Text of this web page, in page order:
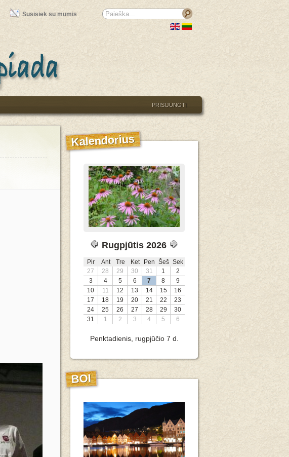
Susisiek su mumis
PRISIJUNGTI
Kalendorius
Rugpjūtis 2026
Pir Ant Tre Ket Pen Šeš Sek
27
28 29 30 31 1
2
3
4 5 6 7 8
9
10
11 12 13 14 15
16
17
18 19 20 21 22
23
24
25 26 27 28 29
30
31
1 2 3 4 5 6
Penktadienis, rugpjūčio 7 d.
BOI